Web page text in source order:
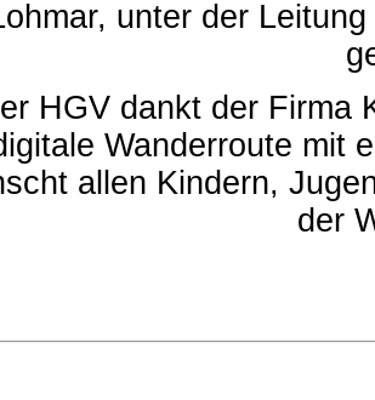
unter der
HGV dankt der Firma
Wanderroute mit
allen Kindern,
der